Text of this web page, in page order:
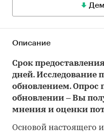
Описание
Срок
дней. Исследование
обновлением. Опрос
обновлении – Вы
мнения и оценки
Основой настоящего